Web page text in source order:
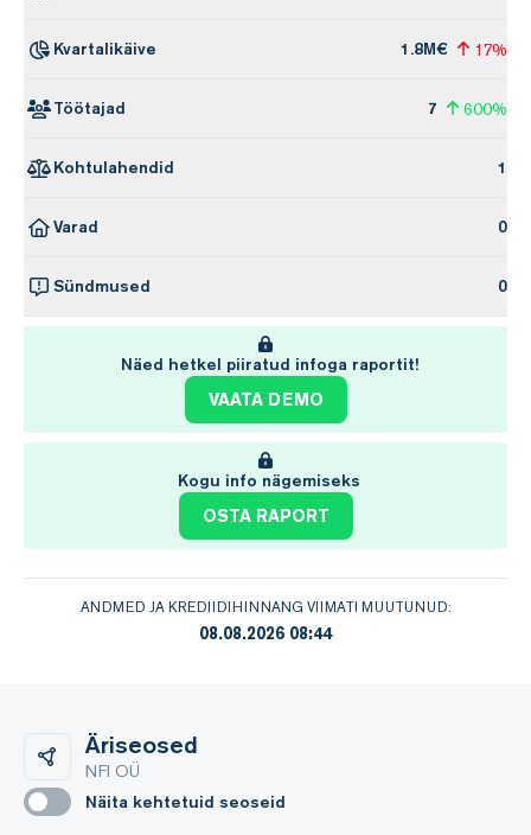
Kvartalikäive 1.8M€ 17%
Töötajad 7 600%
Kohtulahendid 1
Varad 0
Sündmused 0
Näed hetkel piiratud infoga raportit!
VAATA DEMO
Kogu info nägemiseks
OSTA RAPORT
ANDMED JA KREDIIDIHINNANG VIIMATI MUUTUNUD:
08.08.2026 08:44
Äriseosed
NFI OÜ
Näita kehtetuid seoseid